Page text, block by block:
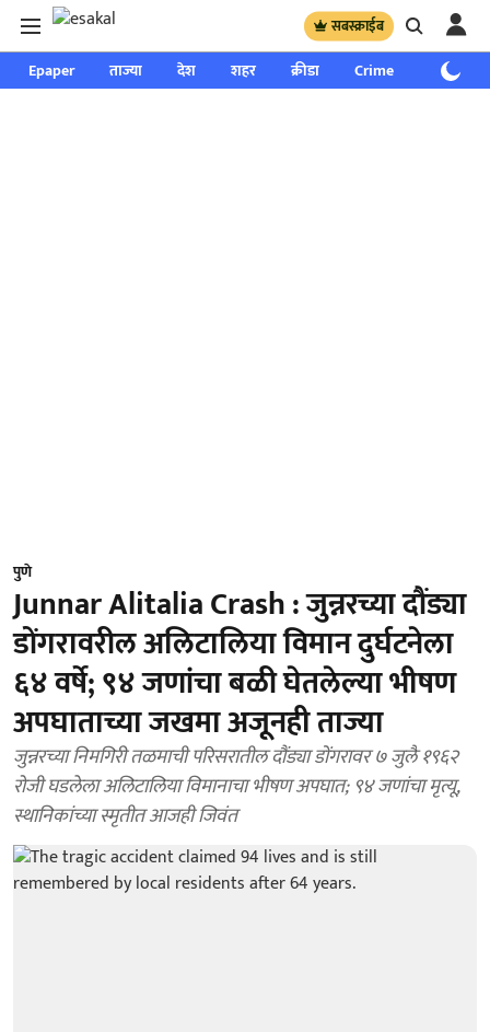
सबस्क्राईब
Epaper ताज्या देश शहर क्रीडा Crime साप्ताहिक
पुणे
Junnar Alitalia Crash : जुन्नरच्या दौंड्या
डोंगरावरील अलिटालिया विमान दुर्घटनेला
६४ वर्षे; ९४ जणांचा बळी घेतलेल्या भीषण
अपघाताच्या जखमा अजूनही ताज्या
जुन्नरच्या निमगिरी तळमाची परिसरातील दौंड्या डोंगरावर ७ जुलै १९६२
रोजी घडलेला अलिटालिया विमानाचा भीषण अपघात; ९४ जणांचा मृत्यू,
स्थानिकांच्या स्मृतीत आजही जिवंत